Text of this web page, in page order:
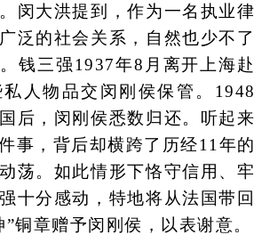
闵大洪提到，作为一名执业律
泛的社会关系，自然也少不了
钱三强1937年8月离开上海赴
人物品交闵刚侯保管。1948
后，闵刚侯悉数归还。听起来
事，背后却横跨了历经11年的
荡。如此情形下恪守信用、牢
十分感动，特地将从法国带回
铜章赠予闵刚侯，以表谢意。